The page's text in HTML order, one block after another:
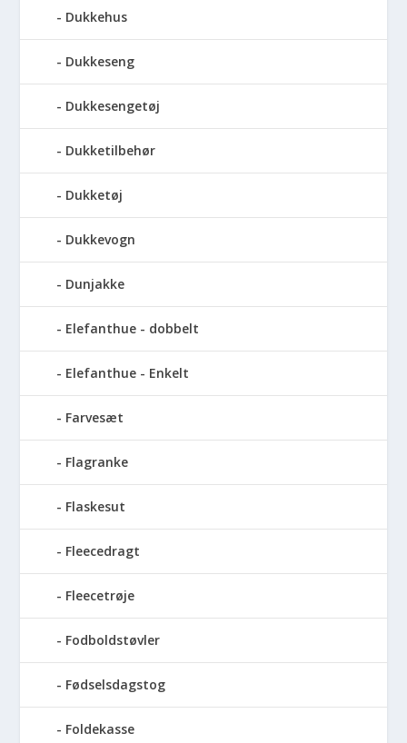
Dukkehus
Dukkeseng
Dukkesengetøj
Dukketilbehør
Dukketøj
Dukkevogn
Dunjakke
Elefanthue - dobbelt
Elefanthue - Enkelt
Farvesæt
Flagranke
Flaskesut
Fleecedragt
Fleecetrøje
Fodboldstøvler
Fødselsdagstog
Foldekasse